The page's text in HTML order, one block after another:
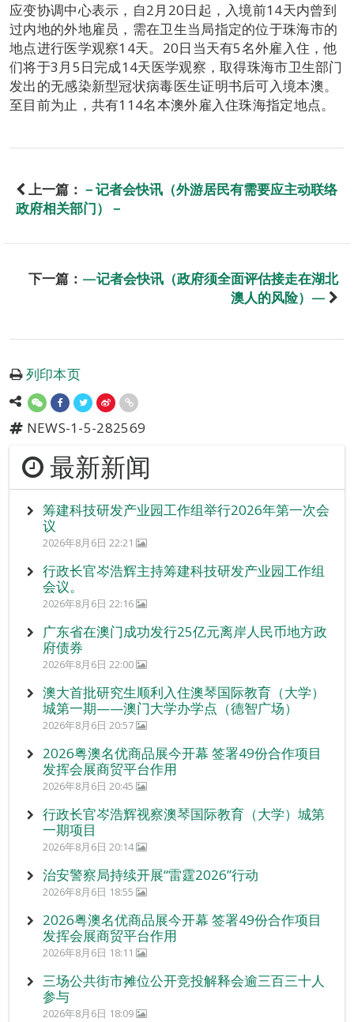
应变协调中心表示，自2月20日起，入境前14天内曾到
过内地的外地雇员，需在卫生当局指定的位于珠海市的
地点进行医学观察14天。20日当天有5名外雇入住，他
们将于3月5日完成14天医学观察，取得珠海市卫生部门
发出的无感染新型冠状病毒医生证明书后可入境本澳。
至目前为止，共有114名本澳外雇入住珠海指定地点。
上一篇： －记者会快讯（外游居民有需要应主动联络
政府相关部门）－
下一篇： —记者会快讯（政府须全面评估接走在湖北
澳人的风险）—
列印本页
NEWS-1-5-282569
最新新闻
筹建科技研发产业园工作组举行2026年第一次会
议
2026年8月6日 22:21
行政长官岑浩辉主持筹建科技研发产业园工作组
会议。
2026年8月6日 22:16
广东省在澳门成功发行25亿元离岸人民币地方政
府债券
2026年8月6日 22:00
澳大首批研究生顺利入住澳琴国际教育（大学）
城第一期——澳门大学办学点（德智广场）
2026年8月6日 20:57
2026粤澳名优商品展今开幕 签署49份合作项目
发挥会展商贸平台作用
2026年8月6日 20:45
行政长官岑浩辉视察澳琴国际教育（大学）城第
一期项目
2026年8月6日 20:14
治安警察局持续开展“雷霆2026”行动
2026年8月6日 18:55
2026粤澳名优商品展今开幕 签署49份合作项目
发挥会展商贸平台作用
2026年8月6日 18:11
三场公共街市摊位公开竞投解释会逾三百三十人
参与
2026年8月6日 18:09